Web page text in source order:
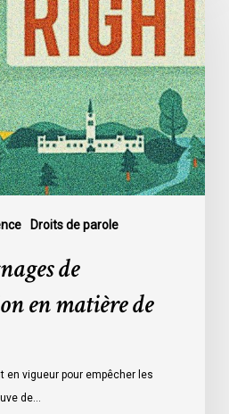
Droits de parole
de
en matière de
en vigueur pour empêcher les
de…